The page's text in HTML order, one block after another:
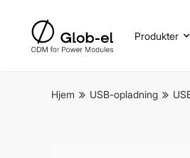
Produkter
Hjem USB-opladning